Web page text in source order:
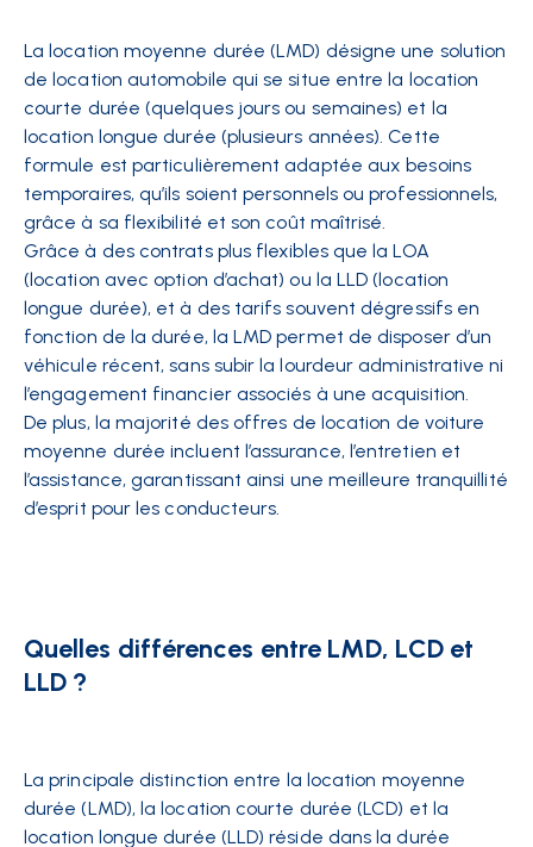
La location moyenne durée (LMD) désigne une solution
de location automobile qui se situe entre la location
courte durée (quelques jours ou semaines) et la
location longue durée (plusieurs années). Cette
formule est particulièrement adaptée aux besoins
temporaires, qu’ils soient personnels ou professionnels,
grâce à sa flexibilité et son coût maîtrisé.
Grâce à des contrats plus flexibles que la LOA
(location avec option d’achat) ou la LLD (location
longue durée), et à des tarifs souvent dégressifs en
fonction de la durée, la LMD permet de disposer d’un
véhicule récent, sans subir la lourdeur administrative ni
l’engagement financier associés à une acquisition.
De plus, la majorité des offres de location de voiture
moyenne durée incluent l’assurance, l’entretien et
l’assistance, garantissant ainsi une meilleure tranquillité
d’esprit pour les conducteurs.
Quelles différences entre LMD, LCD et
LLD ?
La principale distinction entre la location moyenne
durée (LMD), la location courte durée (LCD) et la
location longue durée (LLD) réside dans la durée